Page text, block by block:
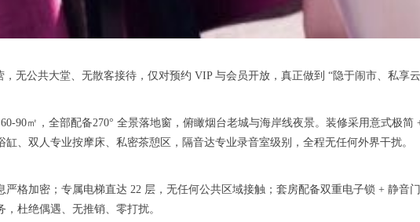
公共大堂、无散客接待，仅对预约 VIP 与会员开放，真正做到 “隐于闹市、私享云
㎡，全部配备270° 全景落地窗，俯瞰烟台老城与海岸线夜景。装修采用意式极简
、双人专业按摩床、私密茶憩区，隔音达专业录音室级别，全程无任何外界干扰。
加密；专属电梯直达 22 层，无任何公共区域接触；套房配备双重电子锁 + 静音
杜绝偶遇、无推销、零打扰。